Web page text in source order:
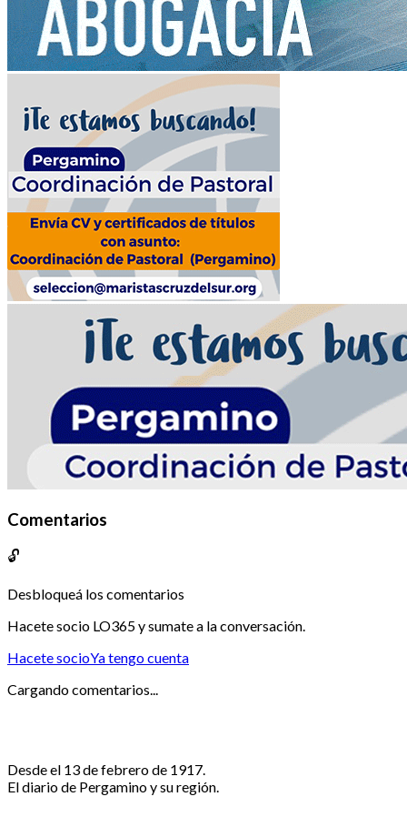
Comentarios
🔓
Desbloqueá los comentarios
Hacete socio LO365 y sumate a la conversación.
Hacete socioYa tengo cuenta
Cargando comentarios...
Desde el 13 de febrero de 1917.
El diario de Pergamino y su región.